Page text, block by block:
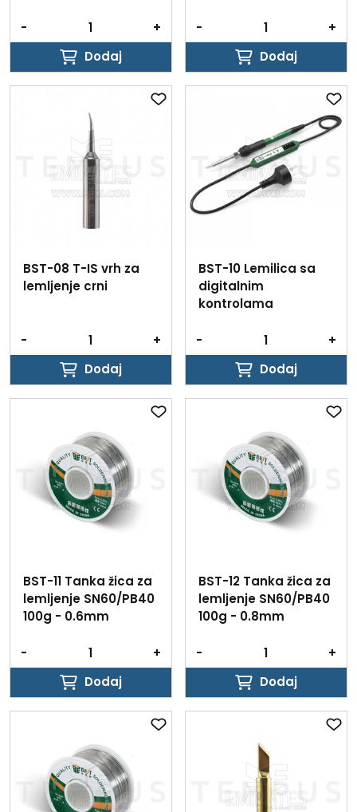
-
+
Dodaj
Dodaj
-
+
Dodaj
Dodaj
BST-08 T-IS vrh za
lemljenje crni
-
+
Dodaj
Dodaj
BST-10 Lemilica sa
digitalnim
kontrolama
-
+
Dodaj
Dodaj
BST-11 Tanka žica za
lemljenje SN60/PB40
100g - 0.6mm
-
+
Dodaj
Dodaj
BST-12 Tanka žica za
lemljenje SN60/PB40
100g - 0.8mm
-
+
Dodaj
Dodaj